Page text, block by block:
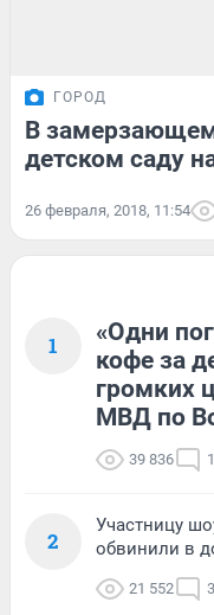
ГОРОД
В
детском саду
26 февраля, 2018, 11:54
1
«Одни
кофе за
громких
МВД по
39 836
2
Участницу
обвинили в
21 552